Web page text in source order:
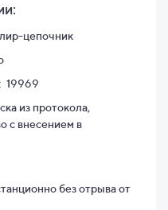
цепочник
19969
из протокола,
с внесением в
без отрыва от